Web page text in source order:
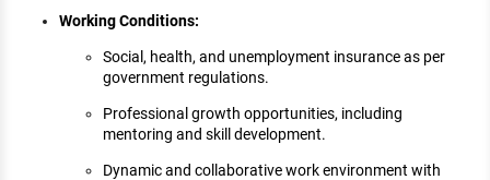
Working Conditions:
Social, health, and unemployment insurance as per
government regulations.
Professional growth opportunities, including
mentoring and skill development.
Dynamic and collaborative work environment with